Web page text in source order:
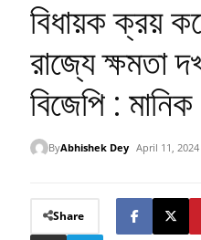
বিধায়ক ক্রয়
রাজ্যে ক্ষমতা
বিজেপি : মানিক
ByAbhishek Dey April 11, 2024
Share